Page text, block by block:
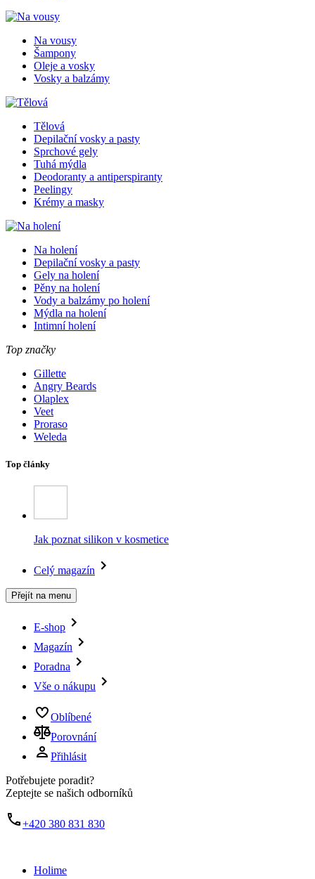
Na vousy
Šampony
Oleje a vosky
Vosky a balzámy
Tělová
Depilační vosky a pasty
Sprchové gely
Tuhá mýdla
Deodoranty a antiperspiranty
Peelingy
Krémy a masky
Na holení
Depilační vosky a pasty
Gely na holení
Pěny na holení
Vody a balzámy po holení
Mýdla na holení
Intimní holení
Top značky
Gillette
Angry Beards
Olaplex
Veet
Proraso
Weleda
Top články
Jak poznat silikon v kosmetice
Celý magazín
Přejít na menu
E-shop
Magazín
Poradna
Vše o nákupu
Oblíbené
Porovnání
Přihlásit
Potřebujete poradit?
Zeptejte se našich odborníků
+420 380 831 830
Holime